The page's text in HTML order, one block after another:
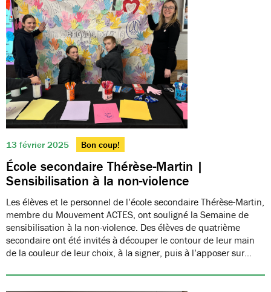
13 février 2025 Bon coup!
École secondaire Thérèse-Martin |
Sensibilisation à la non-violence
Les élèves et le personnel de l’école secondaire Thérèse-Martin,
membre du Mouvement ACTES, ont souligné la Semaine de
sensibilisation à la non-violence. Des élèves de quatrième
secondaire ont été invités à découper le contour de leur main
de la couleur de leur choix, à la signer, puis à l’apposer sur…